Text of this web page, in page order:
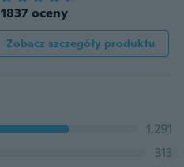
1837 oceny
Zobacz szczegóły produktu
1,291
313